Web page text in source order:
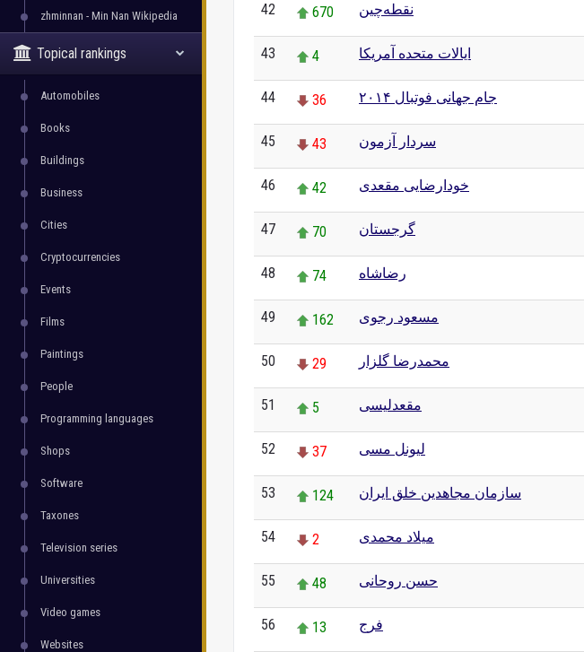
zhminnan - Min Nan Wikipedia
Topical rankings
Automobiles
Books
Buildings
Business
Cities
Cryptocurrencies
Events
Films
Paintings
People
Programming languages
Shops
Software
Taxones
Television series
Universities
Video games
Websites
42 670 نقطه‌چین
43 4 ایالات متحده آمریکا
44 36 جام جهانی فوتبال ۲۰۱۴
45 43 سردار آزمون
46 42 خودارضایی مقعدی
47 70 گرجستان
48 74 رضاشاه
49 162 مسعود رجوی
50 29 محمدرضا گلزار
51 5 مقعدلیسی
52 37 لیونل مسی
53 124 سازمان مجاهدین خلق ایران
54 2 میلاد محمدی
55 48 حسن روحانی
56 13 فرج